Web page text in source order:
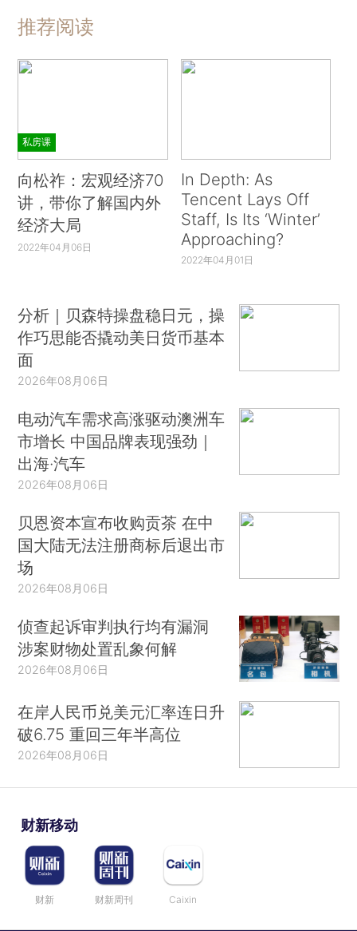
推荐阅读
私房课
向松祚：宏观经济70
讲，带你了解国内外
经济大局
2022年04月06日
In Depth: As
Tencent Lays Off
Staff, Is Its ‘Winter’
Approaching?
2022年04月01日
分析｜贝森特操盘稳日元，操
作巧思能否撬动美日货币基本
面
2026年08月06日
电动汽车需求高涨驱动澳洲车
市增长 中国品牌表现强劲｜
出海·汽车
2026年08月06日
贝恩资本宣布收购贡茶 在中
国大陆无法注册商标后退出市
场
2026年08月06日
侦查起诉审判执行均有漏洞
涉案财物处置乱象何解
2026年08月06日
在岸人民币兑美元汇率连日升
破6.75 重回三年半高位
2026年08月06日
财新移动
财新 财新周刊 Caixin